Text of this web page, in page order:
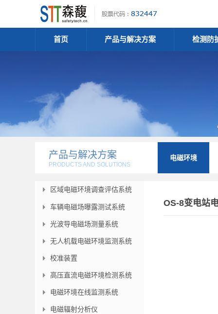
首页 产品与解决方案 检测防
产品与解决方案
PRODUCTS AND SOLUTIONS
电磁环境
区域电磁环境调查评估系统
车辆电磁场曝露测试系统
光波导电磁场测量系统
无人机载电磁环境监测系统
校准装置
高压直流电磁环境检测系统
电磁环境在线监测系统
电磁辐射分析仪
OS-8变电站